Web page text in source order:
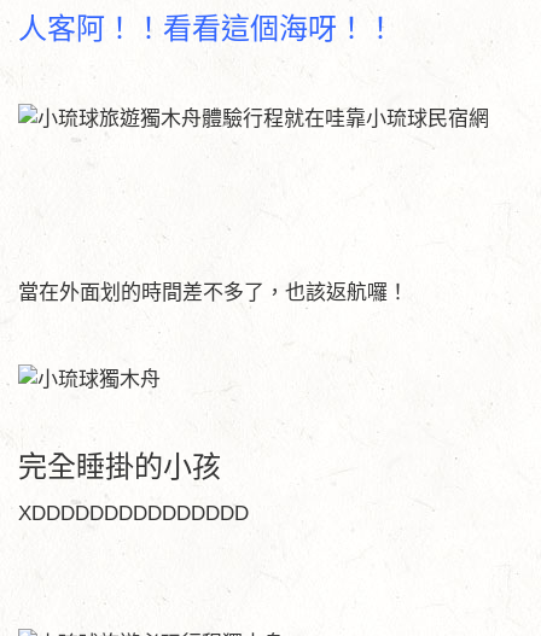
人客阿！！看看這個海呀！！
當在外面划的時間差不多了，也該返航囉！
完全睡掛的小孩
XDDDDDDDDDDDDDDD